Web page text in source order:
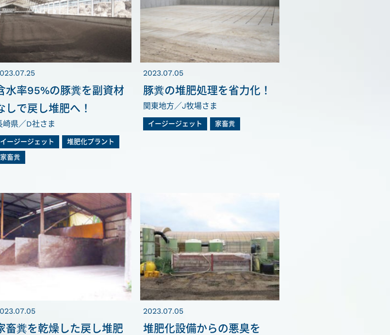
水率95%の豚糞を副資材
しで戻し堆肥へ！
崎県／D社さま
イージージェット
堆肥化プラント
家畜糞
2023.07.05
豚糞の堆肥処理を省力化！
関東地方／J牧場さま
イージージェット 家畜糞
畜糞を乾燥した戻し堆肥
2023.07.05
堆肥化設備からの悪臭を